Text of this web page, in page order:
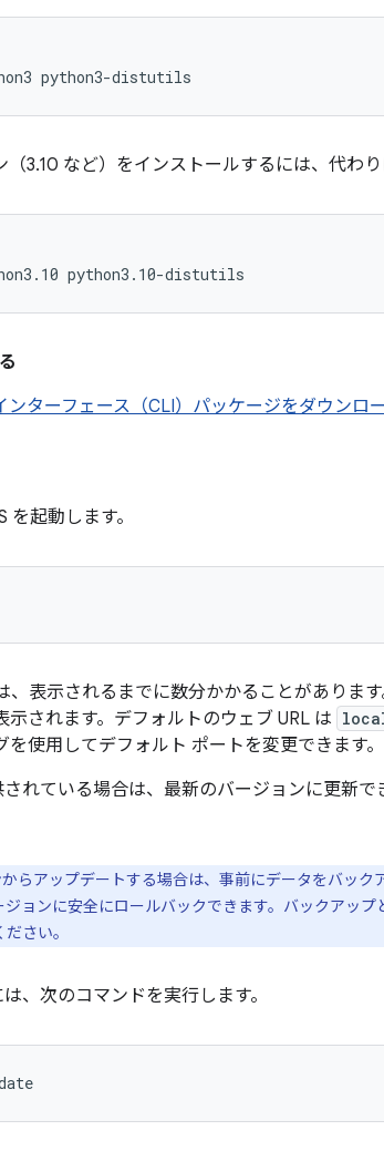
python3-distutils
3.10 など）をインストールするには、代わり
python3.10-distutils
ターフェース（CLI）パッケージをダウンロ
起動します。
、表示されるまでに数分かかることがありま
示されます。デフォルトのウェブ URL は
を使用してデフォルト ポートを変更できます。
れている場合は、最新のバージョンに更新で
らアップデートする場合は、事前にデータをバック
ョンに安全にロールバックできます。バックアップ
さい。
、次のコマンドを実行します。